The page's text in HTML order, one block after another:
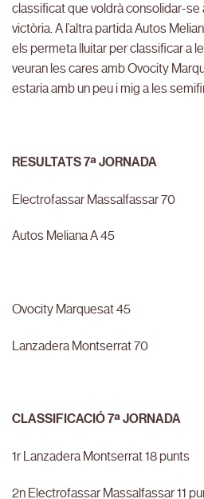
classificat que voldrà consolidar-se
victòria. A l’altra partida Autos
els permeta lluitar per classificar a
veuran les cares amb Ovocity
estaria amb un peu i mig a les
RESULTATS 7ª JORNADA
Electrofassar Massalfassar 70
Autos Meliana A 45
Ovocity Marquesat 45
Lanzadera Montserrat 70
CLASSIFICACIÓ 7ª JORNADA
1r Lanzadera Montserrat 18 punts
2n Electrofassar Massalfassar 11